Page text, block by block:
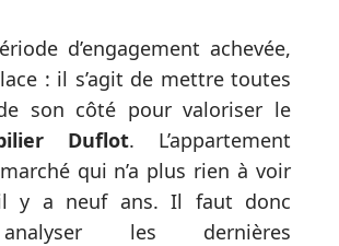
d’engagement achevée,
: il s’agit de mettre toutes
son côté pour valoriser le
Duflot. L’appartement
qui n’a plus rien à voir
y a neuf ans. Il faut donc
analyser les dernières